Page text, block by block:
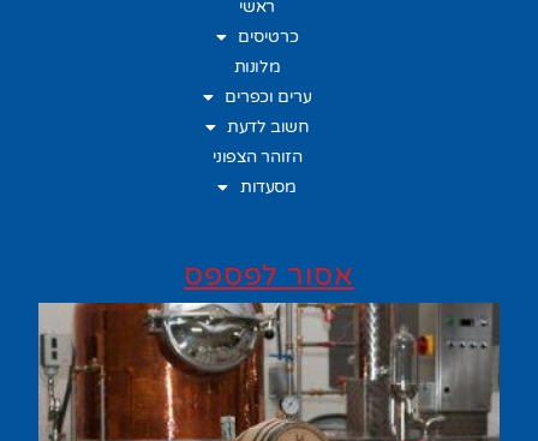
ראשי
כרטיסים
מלונות
ערים וכפרים
חשוב לדעת
הזוהר הצפוני
מסעדות
אסור לפספס